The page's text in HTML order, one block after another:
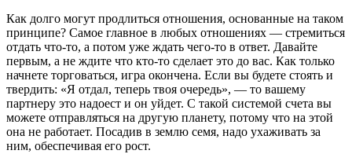
Как долго могут продлиться отношения, основанные на таком
принципе? Самое главное в любых отношениях — стремиться
отдать что-то, а потом уже ждать чего-то в ответ. Давайте
первым, а не ждите что кто-то сделает это до вас. Как только
начнете торговаться, игра окончена. Если вы будете стоять и
твердить: «Я отдал, теперь твоя очередь», — то вашему
партнеру это надоест и он уйдет. С такой системой счета вы
можете отправляться на другую планету, потому что на этой
она не работает. Посадив в землю семя, надо ухаживать за
ним, обеспечивая его рост.